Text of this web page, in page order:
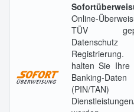
Online-
TÜV
halten Sie Ihre
Banking-Daten
(PIN/TAN)